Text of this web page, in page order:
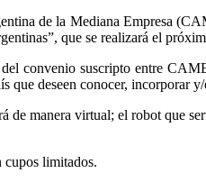
de la Mediana Empresa
que se realizará el
convenio suscripto entre
que deseen conocer, incorporar
de manera virtual; el robot que
limitados.